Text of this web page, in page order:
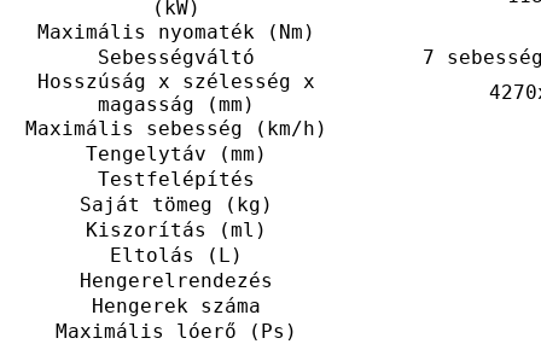
(kW)
Maximális nyomaték (Nm)
Sebességváltó
7
Hosszúság x szélesség x
magasság (mm)
Maximális sebesség (km/h)
Tengelytáv (mm)
Testfelépítés
Saját tömeg (kg)
Kiszorítás (ml)
Eltolás (L)
Hengerelrendezés
Hengerek száma
Maximális lóerő (Ps)